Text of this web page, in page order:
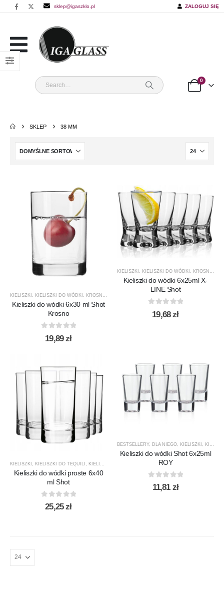
sklep@igaszklo.pl ZALOGUJ SIĘ
0
SKLEP 38 MM
KIELISZKI , KIELISZKI DO WÓDKI , KROSNO GLASS
Kieliszki do wódki 6x30 ml Shot
Krosno
out of 5
19,89zł
KIELISZKI , KIELISZKI DO WÓDKI , KROSNO GLASS
Kieliszki do wódki 6x25ml X-
LINE Shot
out of 5
19,68zł
KIELISZKI KIELISZKI DO TEQUILI KIELISZKI DO WÓDKI KROSNO GLASS
Kieliszki do wódki proste 6x40
ml Shot
out of 5
25,25zł
BESTSELLERY, DLA NIEGO KIELISZKI KIELISZKI DO LIKIERU / NALEWEK
Kieliszki do wódki Shot 6x25ml
ROY
out of 5
11,81 zł